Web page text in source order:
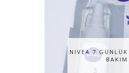
NIVEA 7 GÜNLÜK